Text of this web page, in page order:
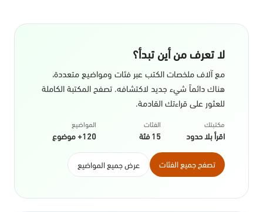
لا تعرف من أين تبدأ؟
مع آلاف ملخصات الكتب عبر فئات ومواضيع متعددة،
هناك دائماً شيء جديد لاكتشافه. تصفح المكتبة الكاملة
للعثور على قراءتك القادمة.
مكتبتك
اقرأ بلا حدود
الفئات
15 فئة
المواضيع
120+ موضوع
تصفح جميع الفئات عرض جميع المواضيع